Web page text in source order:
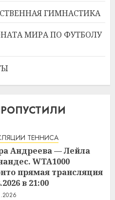
ГИМНАСТИКА
МИРА ПО ФУТБОЛУ
ТЕННИСА
Андреева — Лейла
WTA1000
прямая трансляция
в 21:00